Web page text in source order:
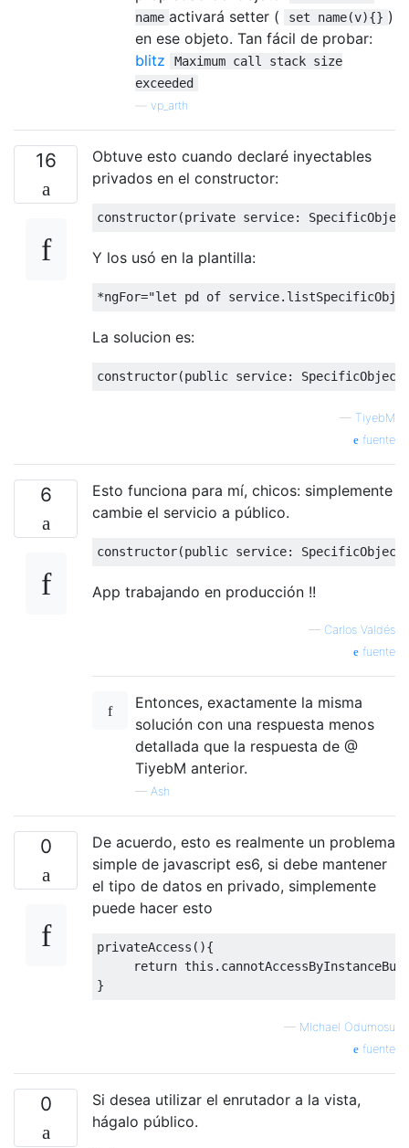
name activará setter ( set name(v){} )
en ese objeto. Tan fácil de probar:
blitz
Maximum call stack size
exceeded
vp_arth
16
Obtuve esto cuando declaré inyectables
privados en el constructor:
constructor(private service:
Y los usó en la plantilla:
*ngFor="let pd of
La solucion es:
constructor(public service:
— TiyebM
fuente
6
Esto funciona para mí, chicos: simplemente
cambie el servicio a público.
constructor(public service:
App trabajando en producción !!
— Carlos Valdés
fuente
Entonces, exactamente la misma
solución con una respuesta menos
detallada que la respuesta de @
TiyebM anterior.
— Ash
0
De acuerdo, esto es realmente un problema
simple de javascript es6, si debe mantener
el tipo de datos en privado, simplemente
puede hacer esto
privateAccess (){
return this .
}
— MIchael Odumosu
fuente
0
Si desea utilizar el enrutador a la vista,
hágalo público.